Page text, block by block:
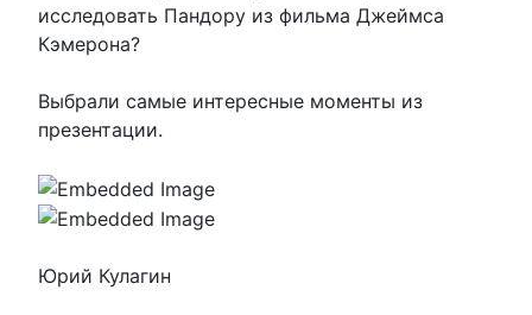
исследовать Пандору из фильма Джеймса
Кэмерона?
Выбрали самые интересные моменты из
презентации.
Юрий Кулагин